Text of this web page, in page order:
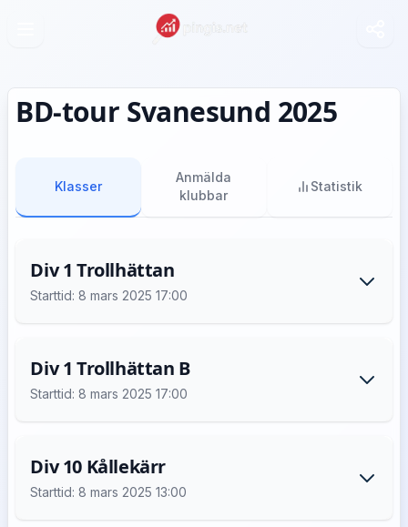
BD-tour Svanesund 2025
Klasser
Anmälda
klubbar
Statistik
Div 1 Trollhättan
Starttid: 8 mars 2025 17:00
Div 1 Trollhättan B
Starttid: 8 mars 2025 17:00
Div 10 Kållekärr
Starttid: 8 mars 2025 13:00